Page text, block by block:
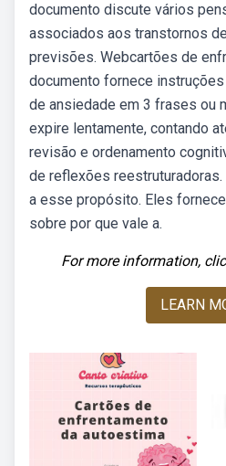
documento discute vários
associados aos transtornos
previsões. Webcartões de
documento fornece
de ansiedade em 3 frases ou
expire lentamente, contando
revisão e ordenamento
de reflexões
a esse propósito. Eles
sobre por que vale a.
For more information,
LEARN